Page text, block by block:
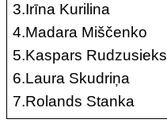
3.Irīna Kurilina
4.Madara Miščenko
5.Kaspars Rudzusieks
6.Laura Skudriņa
7.Rolands Stanka